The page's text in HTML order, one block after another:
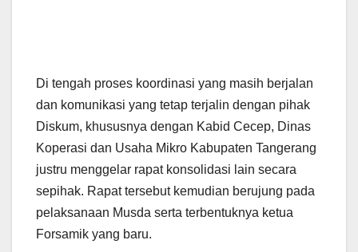
‎Di tengah proses koordinasi yang masih berjalan
dan komunikasi yang tetap terjalin dengan pihak
Diskum, khususnya dengan Kabid Cecep, Dinas
Koperasi dan Usaha Mikro Kabupaten Tangerang
justru menggelar rapat konsolidasi lain secara
sepihak. Rapat tersebut kemudian berujung pada
pelaksanaan Musda serta terbentuknya ketua
Forsamik yang baru.